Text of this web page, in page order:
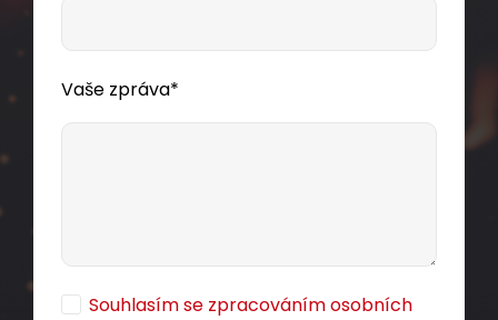
Vaše zpráva*
Souhlasím se zpracováním osobních